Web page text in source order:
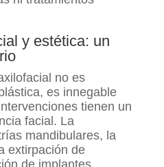
y estética: un
no es
es innegable
tienen un
facial. La
mandibulares, la
extirpación de